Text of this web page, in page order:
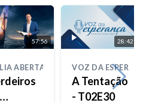
57:56
ABERTA
28:42
VOZ DA
A Tentação
- T02E30